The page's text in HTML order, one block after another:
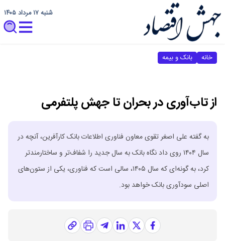
شنبه ۱۷ مرداد ۱۴۰۵
خانه بانک و بیمه
از تاب‌آوری در بحران تا جهش پلتفرمی
به گفته علی اصغر تقوی معاون فناوری اطلاعات بانک کارآفرین، آنچه در
سال ۱۴۰۴ روی داد نگاه بانک به سال جدید را شفاف‌تر و ساختارمندتر
کرد، به گونه‌ای که سال ۱۴۰۵، سالی است که فناوری، یکی از ستون‌های
اصلی سودآوری بانک خواهد بود.